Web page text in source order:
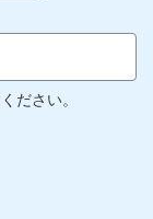
ださい。